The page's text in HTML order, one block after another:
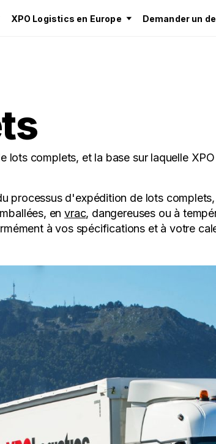
XPO Logistics en Europe Demander un
lots complets, et la base sur laquelle
processus d'expédition de lots
envrac, dangereuses ou à
à vos spécifications et à votre